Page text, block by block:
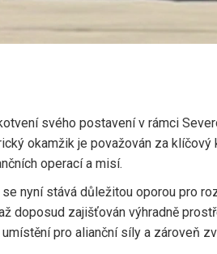
svého postavení v rámci
okamžik je považován za
operací a misí.
nyní stává důležitou oporou pro
doposud zajišťován výhradně
pro alianční síly a zároveň